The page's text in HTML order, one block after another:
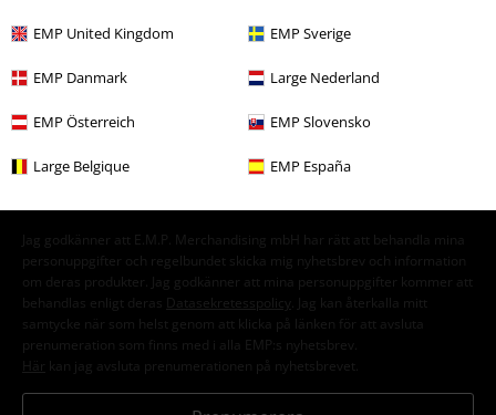
EMP United Kingdom EMP Sverige
EMP Danmark Large Nederland
EMP Österreich EMP Slovensko
Large Belgique EMP España
Nyhetsbrev
nyhetsbrev!Mer
Jag godkänner att E.M.P. Merchandising mbH har rätt att behandla mina
personuppgifter och regelbundet skicka mig nyhetsbrev och information
om deras produkter. Jag godkänner att mina personuppgifter kommer att
behandlas enligt deras
Datasekretesspolicy
. Jag kan återkalla mitt
samtycke när som helst genom att klicka på länken för att avsluta
prenumeration som finns med i alla EMP:s nyhetsbrev.
Här kan jag avsluta prenumerationen på nyhetsbrevet.